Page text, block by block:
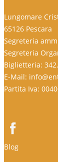
Lungomare
65126 Pescara
Segreteria
Segreteria
Biglietteria:
E-Mail:
Partita Iva:
Blog